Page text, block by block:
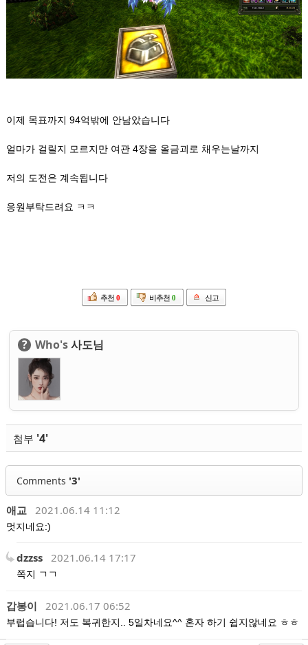
이제 목표까지 94억밖에 안남았습니다
얼마가 걸릴지 모르지만 여관 4장을 올금괴로 채우는날까지
저의 도전은 계속됩니다
응원부탁드려요 ㅋㅋ
추천 0 비추천 0 신고
? Who's사도님
첨부 '4'
Comments '3'
애교 2021.06.14 11:12
멋지네요:)
dzzss 2021.06.14 17:17
쪽지 ㄱㄱ
갑봉이 2021.06.17 06:52
부럽습니다! 저도 복귀한지.. 5일차네요^^ 혼자 하기 쉽지않네요 ㅎㅎ